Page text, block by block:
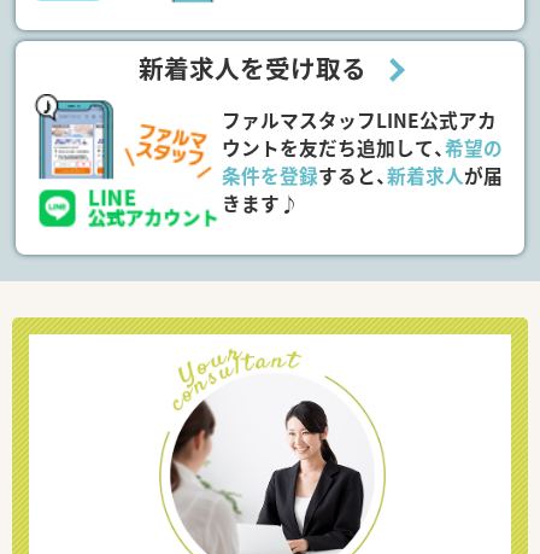
新着求人を受け取る
ファルマスタッフLINE公式アカ
ウントを友だち追加して、希望の
条件を登録すると、新着求人が届
きます♪